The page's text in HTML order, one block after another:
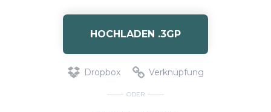
HOCHLADEN .3GP
Dropbox Verknüpfung
ODER